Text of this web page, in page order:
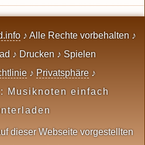
♪ Alle Rechte vorbehalten ♪
♪ Drucken ♪ Spielen
♪ Privatsphäre ♪
Musiknoten einfach
dieser Webseite vorgestellten